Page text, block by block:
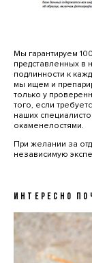
Мы гарантируем
представленных в
подлинности к
мы ищем и
только у
того, если
наших
окаменелостями.
При желании за
независимую
ИНТЕРЕСНО